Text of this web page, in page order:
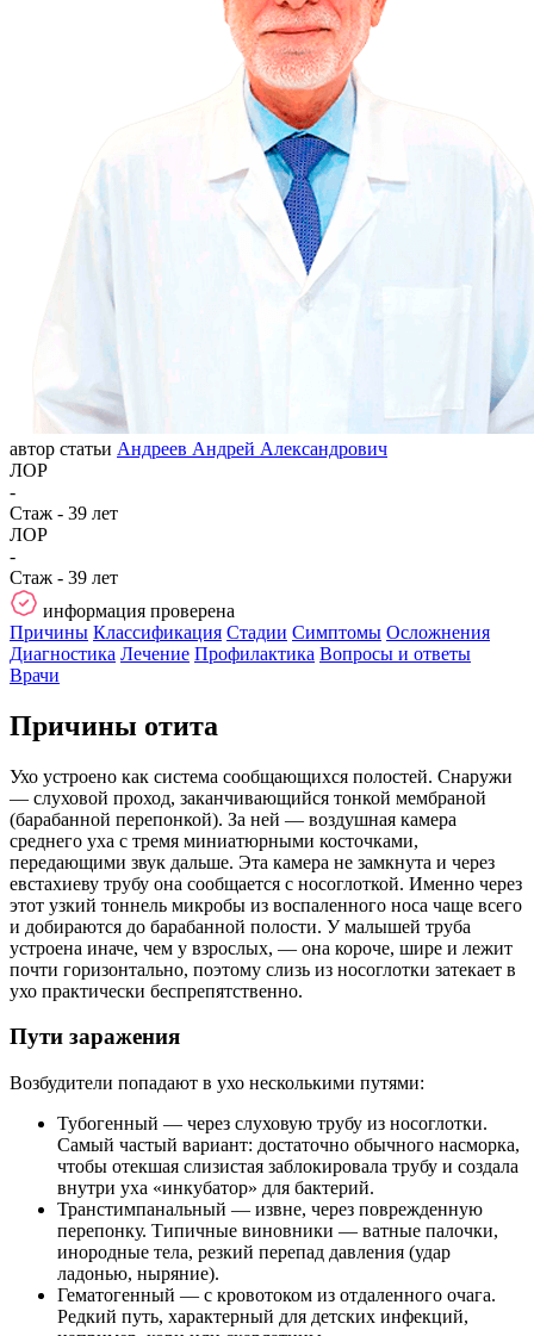
автор статьи Андреев Андрей Александрович
ЛОР
-
Стаж - 39 лет
ЛОР
-
Стаж - 39 лет
информация проверена
Причины Классификация Стадии Симптомы Осложнения
Диагностика Лечение Профилактика Вопросы и ответы
Врачи
Причины отита
Ухо устроено как система сообщающихся полостей. Снаружи
— слуховой проход, заканчивающийся тонкой мембраной
(барабанной перепонкой). За ней — воздушная камера
среднего уха с тремя миниатюрными косточками,
передающими звук дальше. Эта камера не замкнута и через
евстахиеву трубу она сообщается с носоглоткой. Именно через
этот узкий тоннель микробы из воспаленного носа чаще всего
и добираются до барабанной полости. У малышей труба
устроена иначе, чем у взрослых, — она короче, шире и лежит
почти горизонтально, поэтому слизь из носоглотки затекает в
ухо практически беспрепятственно.
Пути заражения
Возбудители попадают в ухо несколькими путями:
Тубогенный — через слуховую трубу из носоглотки.
Самый частый вариант: достаточно обычного насморка,
чтобы отекшая слизистая заблокировала трубу и создала
внутри уха «инкубатор» для бактерий.
Транстимпанальный — извне, через поврежденную
перепонку. Типичные виновники — ватные палочки,
инородные тела, резкий перепад давления (удар
ладонью, ныряние).
Гематогенный — с кровотоком из отдаленного очага.
Редкий путь, характерный для детских инфекций,